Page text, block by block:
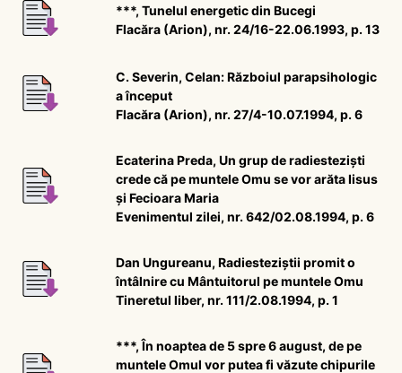
***, Tunelul energetic din Bucegi
Flacăra (Arion), nr. 24/16-22.06.1993, p. 13
C. Severin, Celan: Războiul parapsihologic
a început
Flacăra (Arion), nr. 27/4-10.07.1994, p. 6
Ecaterina Preda, Un grup de radiesteziști
crede că pe muntele Omu se vor arăta Iisus
și Fecioara Maria
Evenimentul zilei, nr. 642/02.08.1994, p. 6
Dan Ungureanu, Radiesteziștii promit o
întâlnire cu Mântuitorul pe muntele Omu
Tineretul liber, nr. 111/2.08.1994, p. 1
***, În noaptea de 5 spre 6 august, de pe
muntele Omul vor putea fi văzute chipurile